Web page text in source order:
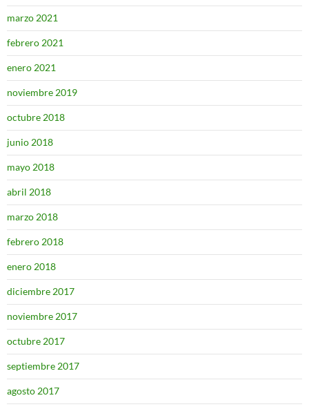
marzo 2021
febrero 2021
enero 2021
noviembre 2019
octubre 2018
junio 2018
mayo 2018
abril 2018
marzo 2018
febrero 2018
enero 2018
diciembre 2017
noviembre 2017
octubre 2017
septiembre 2017
agosto 2017